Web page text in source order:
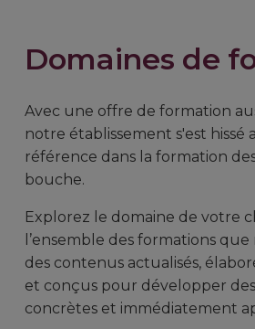
Domaines de
Avec une offre de formation
notre établissement s'est hissé
référence dans la formation
bouche.
Explorez le domaine de votre
l’ensemble des formations
des contenus actualisés,
et conçus pour développer
concrètes et immédiatement